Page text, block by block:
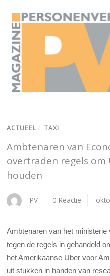
ACTUEEL / TAXI
Ambtenaren van
overtraden regels
houden
PV 0 Reactie
Ambtenaren van het
tegen de regels in gehandeld
het Amerikaanse Uber voor
uit stukken in handen van